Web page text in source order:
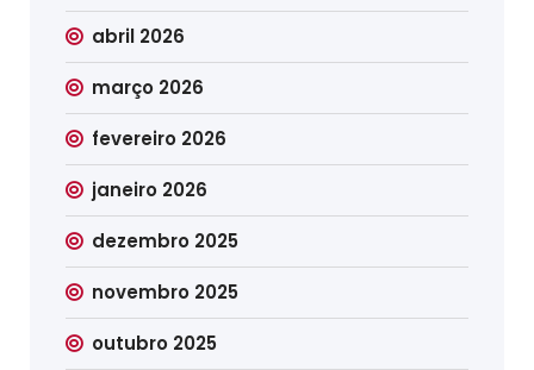
abril 2026
março 2026
fevereiro 2026
janeiro 2026
dezembro 2025
novembro 2025
outubro 2025